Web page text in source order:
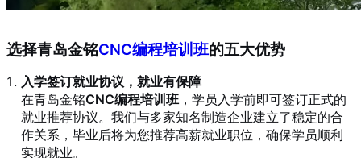
选择青岛金铭CNC编程培训班的五大优势
入学签订就业协议，就业有保障
在青岛金铭CNC编程培训班 ，学员入学前即可签订正式的
就业推荐协议。我们与多家知名制造企业建立了稳定的合
作关系，毕业后将为您推荐高薪就业职位，确保学员顺利
实现就业。